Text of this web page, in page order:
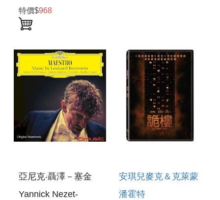
SYMPHONIES
特價$968
亞尼克‧聶澤－塞金
Yannick Nezet-
安琪兒麥克＆克萊蒙
潘霍特